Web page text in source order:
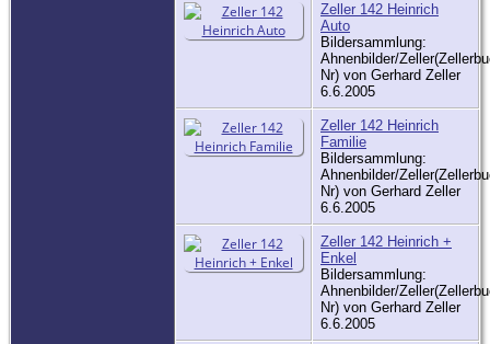
Zeller 142 Heinrich
Auto
Bildersammlung:
Ahnenbilder/
Nr) von Gerhard Zeller
6.6.2005
Zeller 142 Heinrich
Familie
Bildersammlung:
Ahnenbilder/
Nr) von Gerhard Zeller
6.6.2005
Zeller 142 Heinrich +
Enkel
Bildersammlung:
Ahnenbilder/
Nr) von Gerhard Zeller
6.6.2005